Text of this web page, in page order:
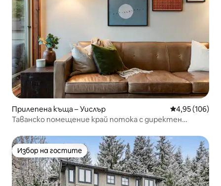
Прилепена къща – Уислър Средна
4,95 (106)
Таванско помещение край потока с директен
Избор на гостите
Избор на гостите